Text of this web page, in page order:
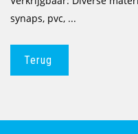
synaps, pvc, ...
Terug